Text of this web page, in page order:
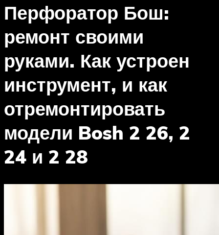
Перфоратор Бош:
ремонт своими
руками. Как устроен
инструмент, и как
отремонтировать
модели Bosh 2 26, 2
24 и 2 28